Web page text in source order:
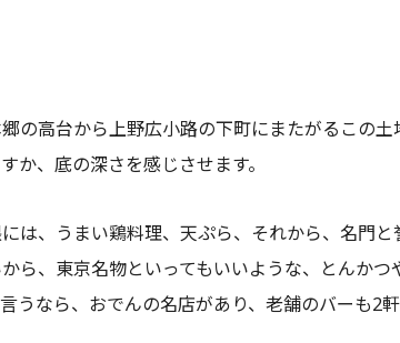
の高台から上野広小路の下町にまたがるこの
か、底の深さを感じさせます。
は、うまい鶏料理、天ぷら、それから、名門
ら、東京名物といってもいいような、とんか
うなら、おでんの名店があり、老舗のバーも2